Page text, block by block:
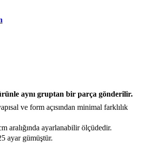
aynı gruptan bir parça gönderilir.
ve form açısından minimal farklılık
aralığında ayarlanabilir ölçüdedir.
ayar gümüştür.